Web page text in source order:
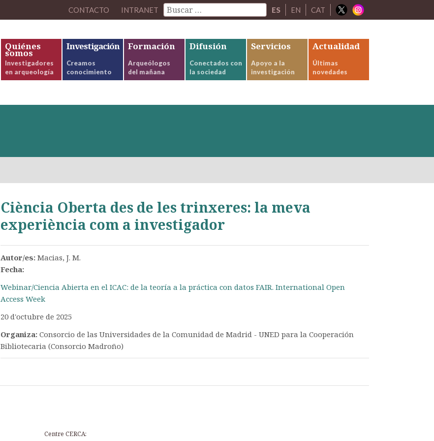
CONTACTO INTRANET ES EN CAT
Quiénes
somos
Investigadores
en arqueología
Investigación
Creamos
conocimiento
Formación
Arqueólogos
del mañana
Difusión
Conectados con
la sociedad
Servicios
Apoyo a la
investigación
Actualidad
Últimas
novedades
Ciència Oberta des de les trinxeres: la meva
experiència com a investigador
Autor/es: Macias, J. M.
Fecha:
Webinar/Ciencia Abierta en el ICAC: de la teoría a la práctica con datos FAIR. International Open
Access Week
20 d'octubre de 2025
Organiza: Consorcio de las Universidades de la Comunidad de Madrid - UNED para la Cooperación
Bibliotecaria (Consorcio Madroño)
Centre CERCA: